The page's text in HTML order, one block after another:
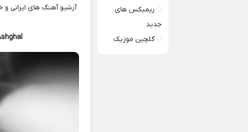
آرشیو آهنگ های ایرانی
Download Music
ریمیکس های
جدید
گلچین موزیک